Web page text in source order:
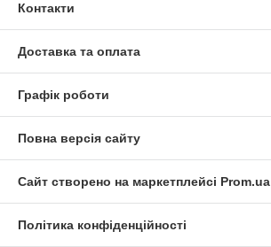
Контакти
Доставка та оплата
Графік роботи
Повна версія сайту
Сайт створено на маркетплейсі Prom.ua
Політика конфіденційності